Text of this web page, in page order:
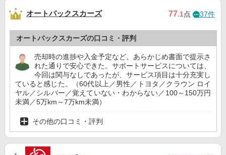
オートバックスカーズ 77.1点 37件
オートバックスカーズの口コミ・評判
売却時の進捗や入金予定など、あらかじめ書面で提示さ
れた通りで安心できた。サポートサービスについては、
今回は関与なしであったが、サービス項目は十分充実し
ていると感じた。（60代以上／男性／トヨタ／クラウン ロイ
ヤル／シルバー／覚えていない・わからない／100～150万円
未満／5万km～7万km未満）
その他の口コミ・評判